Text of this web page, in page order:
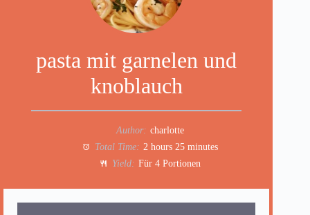
pasta mit garnelen und
knoblauch
Author: charlotte
Total Time: 2 hours 25 minutes
Yield: Für 4 Portionen